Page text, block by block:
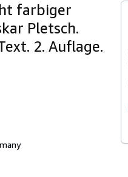
farbiger
Pletsch.
2. Auflage.